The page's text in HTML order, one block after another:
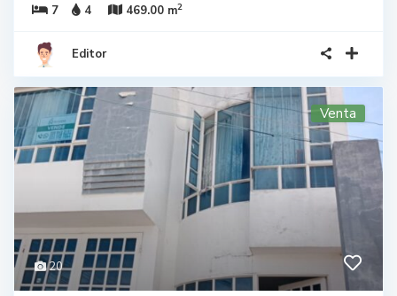
7
4 469.00 m2
Editor
20
Venta